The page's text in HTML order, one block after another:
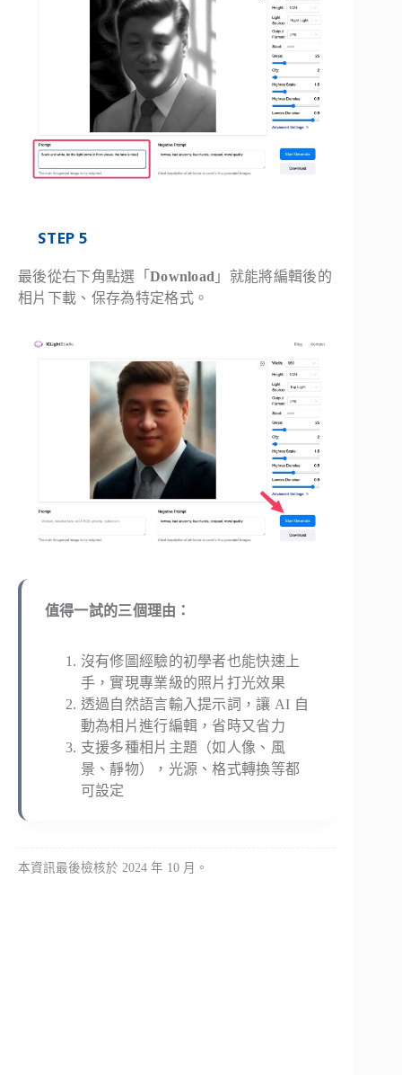
STEP 5
最後從右下角點選「 Download 」就能將編輯後的
相片下載、保存為特定格式。
值得一試的三個理由：
沒有修圖經驗的初學者也能快速上
手，實現專業級的照片打光效果
透過自然語言輸入提示詞，讓 AI 自
動為相片進行編輯，省時又省力
支援多種相片主題（如人像、風
景、靜物），光源、格式轉換等都
可設定
本資訊最後檢核於 2024 年 10 月。